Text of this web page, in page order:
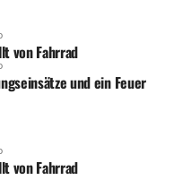
von Fahrrad
und ein Feuer
von Fahrrad